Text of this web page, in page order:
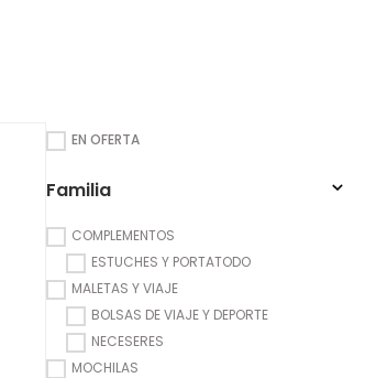
EN OFERTA
Familia
COMPLEMENTOS
ESTUCHES Y PORTATODO
MALETAS Y VIAJE
BOLSAS DE VIAJE Y DEPORTE
NECESERES
MOCHILAS